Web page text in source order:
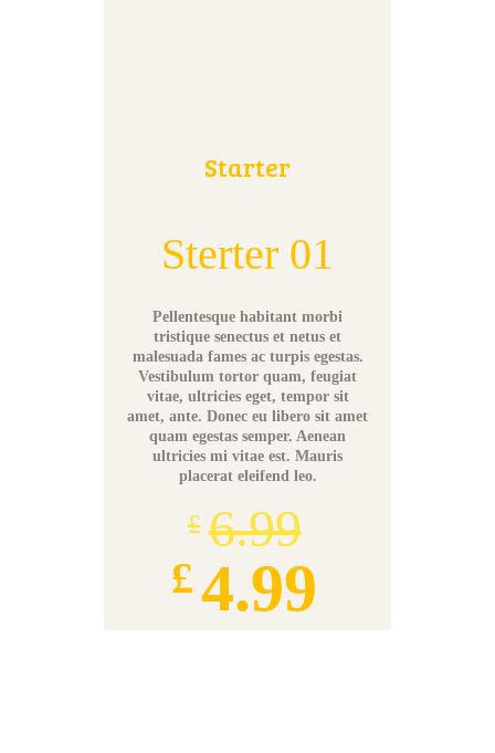
Starter
Sterter 01
Pellentesque habitant morbi
tristique senectus et netus et
malesuada fames ac turpis egestas.
Vestibulum tortor quam, feugiat
vitae, ultricies eget, tempor sit
amet, ante. Donec eu libero sit amet
quam egestas semper. Aenean
ultricies mi vitae est. Mauris
placerat eleifend leo.
£ 6.99
£4.99